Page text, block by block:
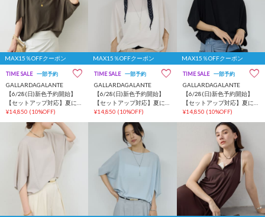
MAX15％OFFクーポン
TIME SALE 一部予約
GALLARDAGALANTE
【6/28(日)新色予約開始】
【セットアップ対応】夏に
最適！ドルマンジャージー
¥14,850 (10%OFF)
MAX15％OFFクーポン
TIME SALE 一部予約
GALLARDAGALANTE
【6/28(日)新色予約開始】
【セットアップ対応】夏に
最適！ドルマンジャージー
¥14,850 (10%OFF)
MAX15％OFFクーポン
TIME SALE 一部予約
GALLARDAGALANTE
【6/28(日)新色予約開始】
【セットアップ対応】夏に
最適！ドルマンジャージー
¥14,850 (10%OFF)